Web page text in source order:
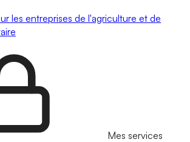
les entreprises de l'agriculture et de
Mes services